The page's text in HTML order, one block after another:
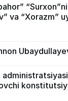
“Surxon”ni
va “Xorazm”